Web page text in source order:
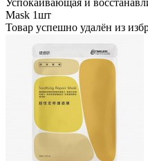
Mask 1шт
Товар успешно удалён из